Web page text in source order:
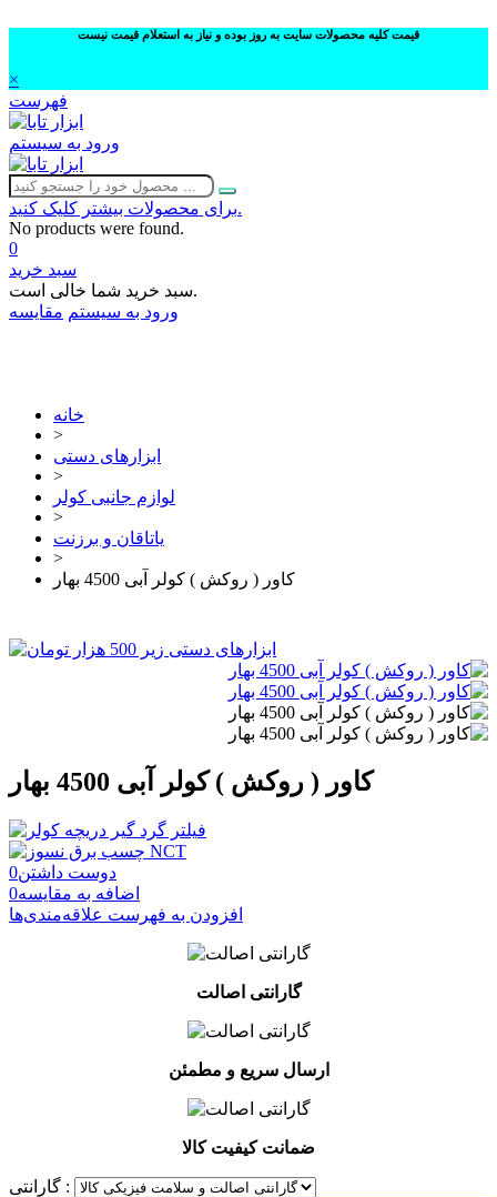
قیمت کلیه محصولات سایت به روز بوده و نیاز به استعلام قیمت نیست
×
فهرست
ورود به سیستم
برای محصولات بیشتر کلیک کنید.
No products were found.
0
سبد خرید
سبد خرید شما خالی است.
ورود به سیستم مقایسه
خانه
>
ابزارهای دستی
>
لوازم جانبی کولر
>
یاتاقان و برزنت
>
کاور ( روکش ) کولر آبی 4500 بهار
کاور ( روکش ) کولر آبی 4500 بهار
دوست داشتن0
اضافه به مقایسه0
افزودن به فهرست علاقه‌مندی‌ها
گارانتی اصالت
ارسال سریع و مطمئن
ضمانت کیفیت کالا
گارانتی :